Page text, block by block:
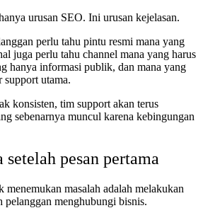
urusan SEO. Ini urusan kejelasan.
perlu tahu pintu resmi mana yang
juga perlu tahu channel mana yang harus
hanya informasi publik, dan mana yang
utama.
konsisten, tim support akan terus
sebenarnya muncul karena kebingungan
pesan pertama
menemukan masalah adalah melakukan
pelanggan menghubungi bisnis.